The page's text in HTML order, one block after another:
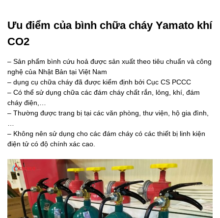
Ưu điểm của bình chữa cháy Yamato khí
CO2
– Sản phẩm bình cứu hoả được sản xuất theo tiêu chuẩn và công
nghệ của Nhật Bản tại Việt Nam
– dụng cụ chữa cháy đã được kiểm định bởi Cục CS PCCC
– Có thể sử dụng chữa các đám cháy chất rắn, lỏng, khí, đám
cháy điện,…
– Thường được trang bị tại các văn phòng, thư viện, hộ gia đình,
– Không nên sử dụng cho các đám cháy có các thiết bị linh kiện
điện tử có độ chính xác cao.